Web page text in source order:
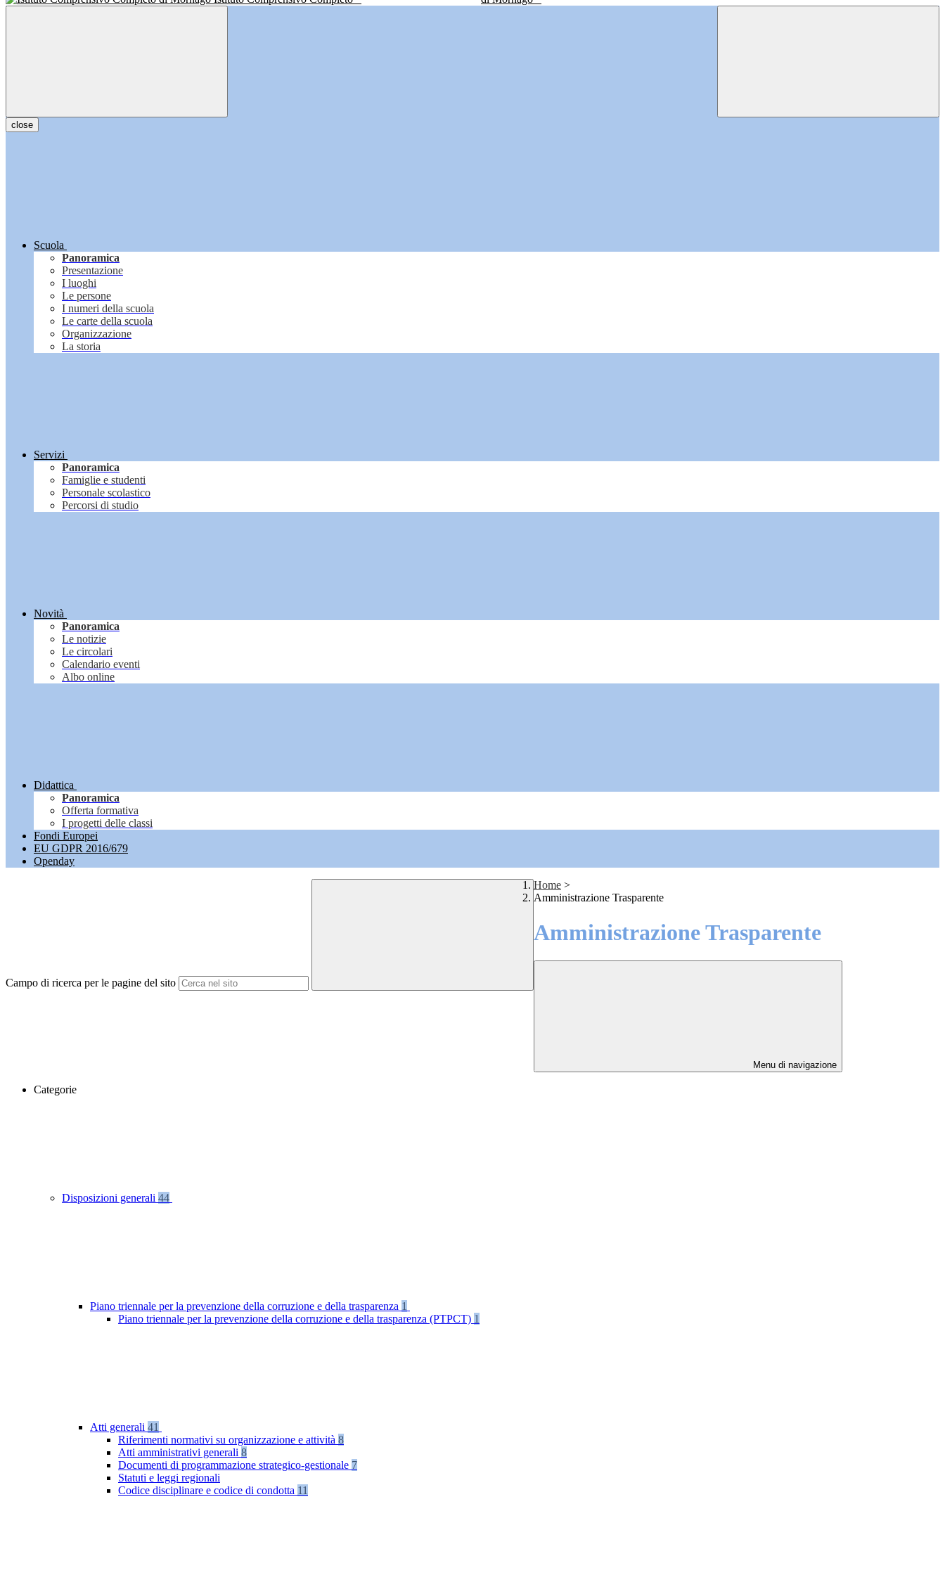
close
Scuola
Panoramica
Presentazione
I luoghi
Le persone
I numeri della scuola
Le carte della scuola
Organizzazione
La storia
Servizi
Panoramica
Famiglie e studenti
Personale scolastico
Percorsi di studio
Novità
Panoramica
Le notizie
Le circolari
Calendario eventi
Albo online
Didattica
Panoramica
Offerta formativa
I progetti delle classi
Fondi Europei
EU GDPR 2016/679
Openday
Campo di ricerca per le pagine del sito
Home >
Amministrazione Trasparente
Amministrazione Trasparente
Menu di navigazione
Categorie
Disposizioni generali 44
Piano triennale per la prevenzione della corruzione e della trasparenza 1
Piano triennale per la prevenzione della corruzione e della trasparenza (PTPCT) 1
Atti generali 41
Riferimenti normativi su organizzazione e attività 8
Atti amministrativi generali 8
Documenti di programmazione strategico-gestionale 7
Statuti e leggi regionali
Codice disciplinare e codice di condotta 11